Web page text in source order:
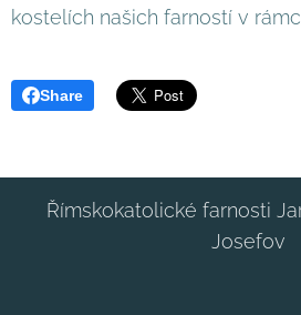
kostelích našich farností v
Share
Římskokatolické farnosti
Josefov